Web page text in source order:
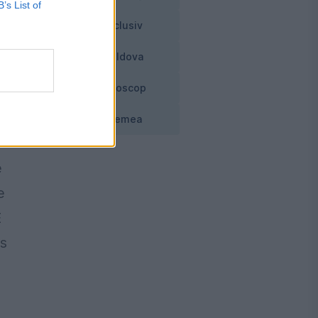
List of
Exclusiv
Moldova
Horoscop
Vremea